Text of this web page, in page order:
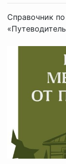
Справочник